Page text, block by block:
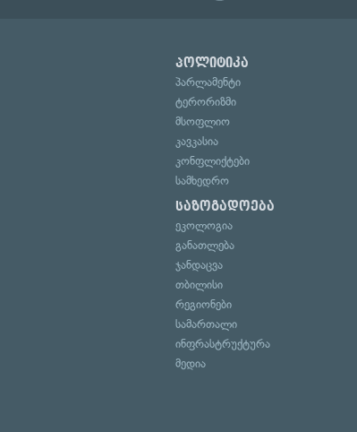
პოლიტიკა
პარლამენტი
ტერორიზმი
მსოფლიო
კავკასია
კონფლიქტები
სამხედრო
საზოგადოება
ეკოლოგია
განათლება
ჯანდაცვა
თბილისი
რეგიონები
სამართალი
ინფრასტრუქტურა
მედია